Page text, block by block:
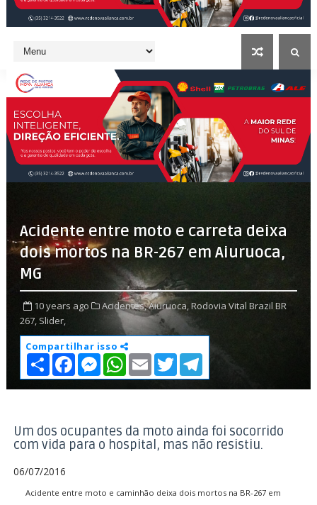
Acidente entre moto e carreta deixa
dois mortos na BR-267 em Aiuruoca,
MG
10 years ago Acidentes,Aiuruoca,Rodovia Vital Brazil BR
267, Slider,
Compartilhar isso
S
h
a
r
F
c
e
o
k
M
e
s
s
g
e
r
W
h
a
t
p
p
E
m
a
i
T
w
i
t
r
T
l
e
a
m
Um dos ocupantes da moto ainda foi socorrido
com vida para o hospital, mas não resistiu.
06/07/2016
Acidente entre moto e caminhão deixa dois mortos na BR-267 em